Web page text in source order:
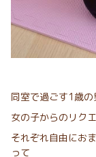
同室で過ごす1歳
女の子からのリク
それぞれ自由にお
って